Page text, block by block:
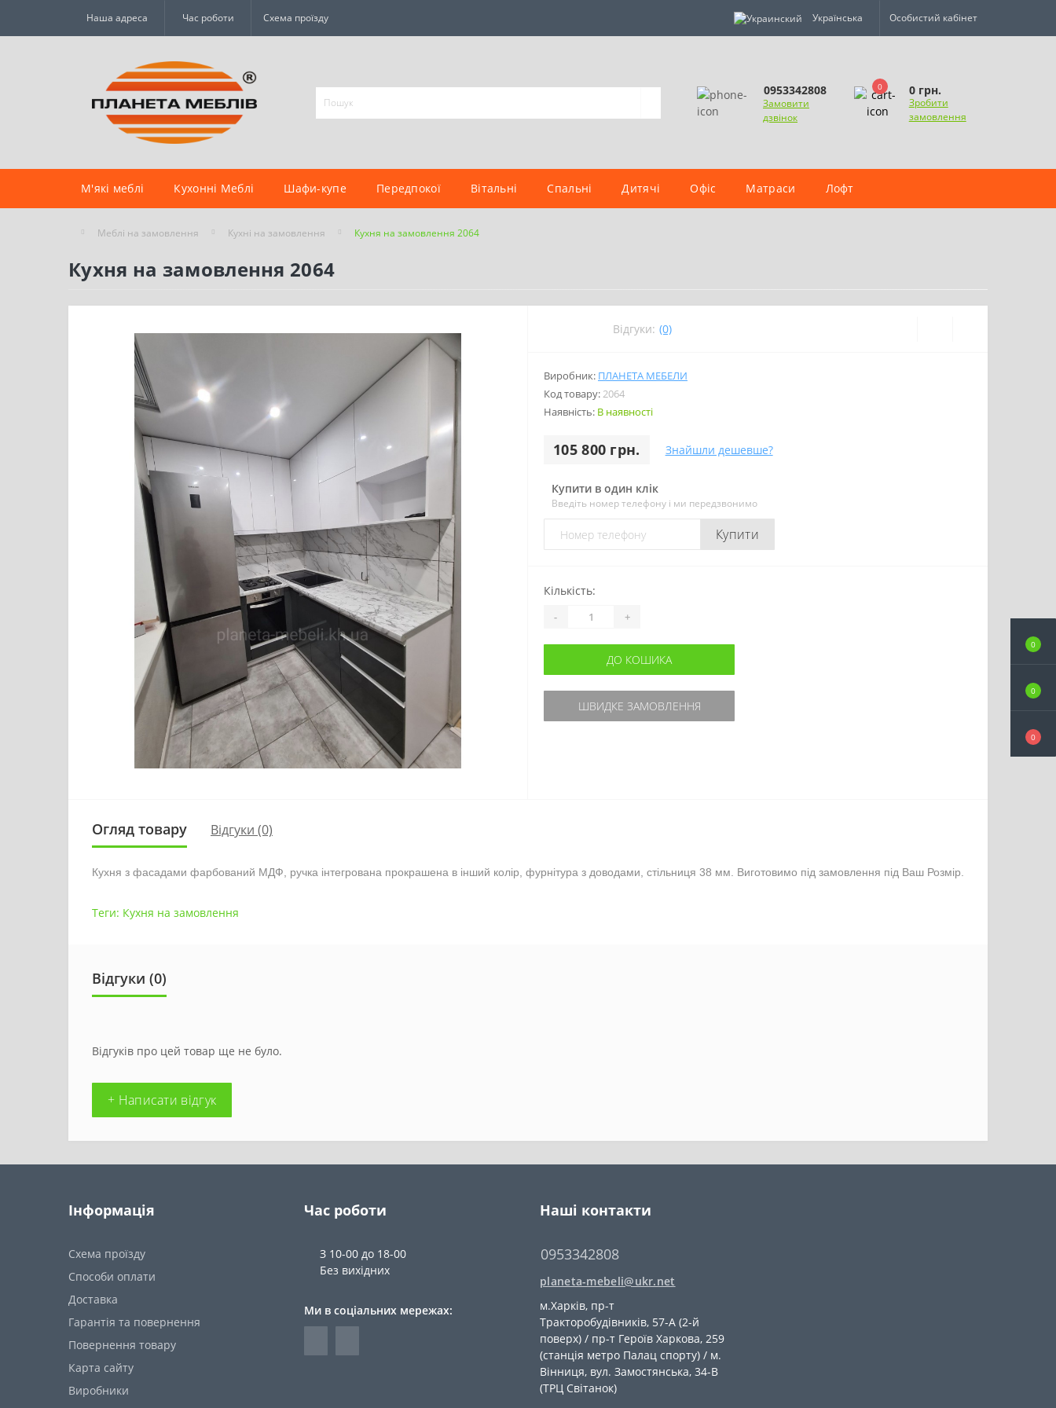
0
0
0
Наша адреса Час роботи Схема проїзду Українська Особистий кабінет
0953342808
Замовити
дзвінок
0 0 грн.
Зробити
замовлення
М'які меблі Кухонні Меблі Шафи-купе Передпокої Вітальні Спальні Дитячі Офіс Матраси Лофт
Меблі на замовлення Кухні на замовлення Кухня на замовлення 2064
Кухня на замовлення 2064
Відгуки: (0)
Виробник: ПЛАНЕТА МЕБЕЛИ
Код товару:2064
Наявність: В наявності
105 800 грн. Знайшли дешевше?
Купити в один клік
Введіть номер телефону і ми передзвонимо
Купити
Кількість:
- +
ДО КОШИКА
ШВИДКЕ ЗАМОВЛЕННЯ
Огляд товару Відгуки (0)
Кухня з фасадами фарбований МДФ, ручка інтегрована прокрашена в інший колір, фурнітура з доводами, стільниця 38 мм. Виготовимо під замовлення під Ваш Розмір.
Теги: Кухня на замовлення
Відгуки (0)
Відгуків про цей товар ще не було.
+ Написати відгук
Інформація
Схема проїзду
Способи оплати
Доставка
Гарантія та повернення
Повернення товару
Карта сайту
Виробники
Час роботи
З 10-00 до 18-00
Без вихідних
Ми в соціальних мережах:
Наші контакти
0953342808
planeta-mebeli@ukr.net
м.Харків, пр-т
Тракторобудівників, 57-А (2-й
поверх) / пр-т Героїв Харкова, 259
(станція метро Палац спорту) / м.
Вiнниця, вул. Замостянська, 34-В
(ТРЦ Світанок)